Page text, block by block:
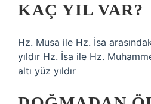
KAÇ YIL VAR?
Hz. Musa ile Hz. İsa
yıldır Hz. İsa ile Hz.
altı yüz yıldır